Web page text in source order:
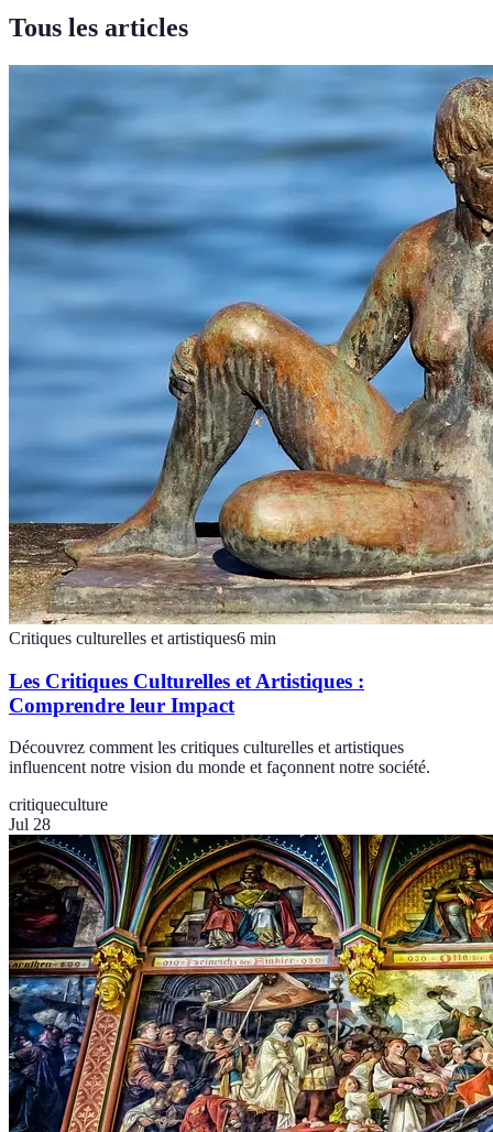
Tous les articles
Critiques culturelles et artistiques6 min
Les Critiques Culturelles et Artistiques :
Comprendre leur Impact
Découvrez comment les critiques culturelles et artistiques
influencent notre vision du monde et façonnent notre société.
critiqueculture
Jul 28